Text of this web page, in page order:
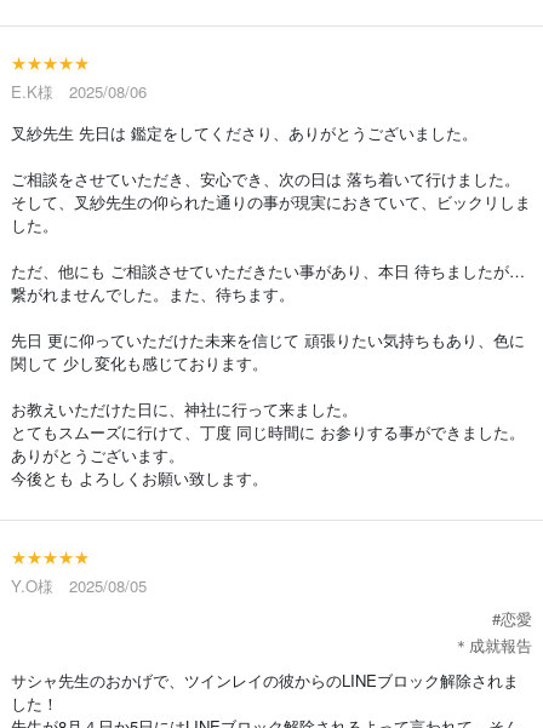
★★★★★
E.K様 2025/08/06
叉紗先生 先日は 鑑定をしてくださり、ありがとうございました。
ご相談をさせていただき、安心でき、次の日は 落ち着いて行けました。
そして、叉紗先生の仰られた通りの事が現実におきていて、ビックリしま
した。
ただ、他にも ご相談させていただきたい事があり、本日 待ちましたが…
繋がれませんでした。また、待ちます。
先日 更に仰っていただけた未来を信じて 頑張りたい気持ちもあり、色に
関して 少し変化も感じております。
お教えいただけた日に、神社に行って来ました。
とてもスムーズに行けて、丁度 同じ時間に お参りする事ができました。
ありがとうございます。
今後とも よろしくお願い致します。
★★★★★
Y.O様 2025/08/05
#恋愛
＊成就報告
サシャ先生のおかげで、ツインレイの彼からのLINEブロック解除されま
した！